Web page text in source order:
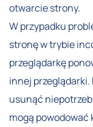
otwarcie strony.
W przypadku
stronę w trybie
przeglądarkę
innej
usunąć
mogą powodować